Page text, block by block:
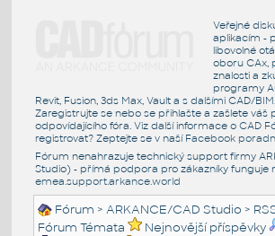
Veřejné
aplikacím -
libovolné
oboru CAx,
znalosti a
programy
Revit, Fusion, 3ds Max, Vault a s dalšími CAD/
Zaregistrujte se nebo se přihlašte a zašlete váš
odpovídajícího fóra. Viz další informace o CAD
registrovat? Zeptejte se v naší Facebook
Fórum nenahrazuje technický support firmy
Studio) - přímá podpora pro zákazníky funguje
emea.support.arkance.world
Fórum >ARKANCE/CAD Studio >
Fórum Témata
Nejnovější příspěvky